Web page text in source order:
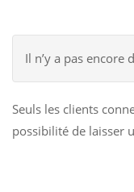
Il n’y a pas encore
Seuls les clients
possibilité de laisser